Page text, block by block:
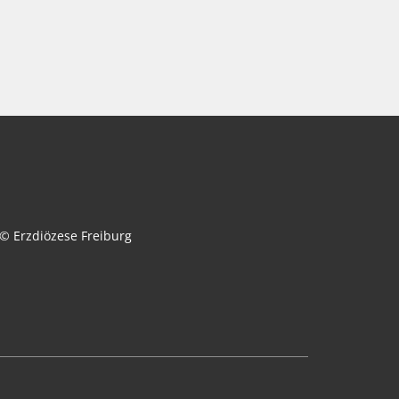
© Erzdiözese Freiburg